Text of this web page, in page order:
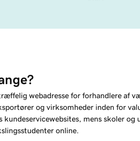
webadresse for forhandlere af
og virksomheder inden for
kundeservicewebsites, mens skoler og
online.